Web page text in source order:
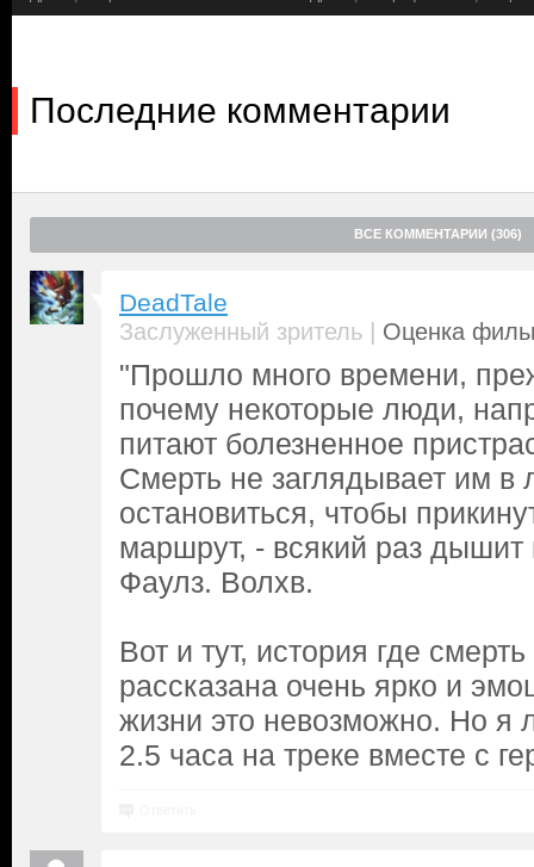
в компании молодого и неопытного первого пилота Джошуа
обернется ли скандальный камбэк Хейса триумфом для
гроба и карьеры самого гонщика?
Последние комментарии
ВСЕ КОММЕНТАРИИ (306)
DeadTale
Заслуженный зритель | Оценка
"Прошло много времени,
почему некоторые люди,
питают болезненное
Смерть не заглядывает им в
остановиться, чтобы
маршрут, - всякий раз
Фаулз. Волхв.
Вот и тут, история где
рассказана очень ярко и
жизни это невозможно. Но я
2.5 часа на треке вместе с